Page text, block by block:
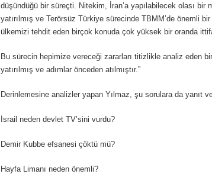
düşündüğü bir süreçti. Nitekim, İran’a yapılabilecek olası bir
yatırılmış ve Terörsüz Türkiye sürecinde TBMM’de önemli
ülkemizi tehdit eden birçok konuda çok yüksek bir oranda
Bu sürecin hepimize vereceği zararları titizlikle analiz eden
yatırılmış ve adımlar önceden atılmıştır.”
Derinlemesine analizler yapan Yılmaz, şu sorulara da yanıt
İsrail neden devlet TV’sini vurdu?
Demir Kubbe efsanesi çöktü mü?
Hayfa Limanı neden önemli?